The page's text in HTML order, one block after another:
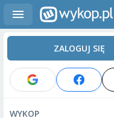
ZALOGUJ SIĘ
WYKOP